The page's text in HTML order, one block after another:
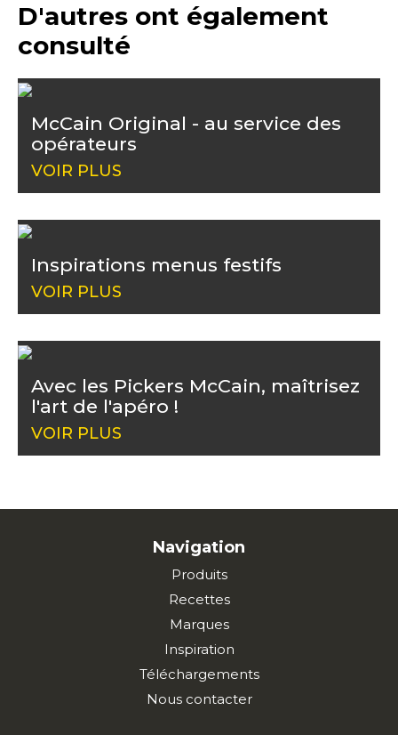
D'autres ont également
consulté
McCain Original - au service des
opérateurs
VOIR PLUS
Inspirations menus festifs
VOIR PLUS
Avec les Pickers McCain, maîtrisez
l'art de l'apéro !
VOIR PLUS
Navigation
Produits
Recettes
Marques
Inspiration
Téléchargements
Nous contacter